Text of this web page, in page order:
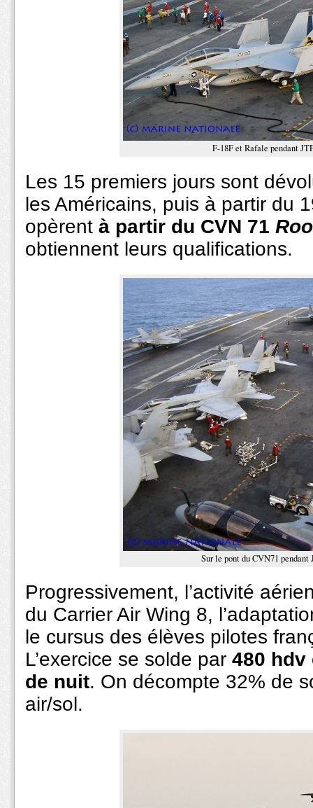
F-18F et Rafale pendant
Les 15 premiers jours sont
les Américains, puis à partir du
opèrent à partir du CVN 71
obtiennent leurs qualifications.
Sur le pont du CVN71
Progressivement, l’activité
du Carrier Air Wing 8,
le cursus des élèves pilotes
L’exercice se solde par 480 hdv
de nuit. On décompte 32% de
air/sol.